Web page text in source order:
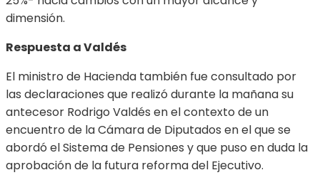
dimensión.
Respuesta a Valdés
El ministro de Hacienda también fue consultado por
las declaraciones que realizó durante la mañana su
antecesor Rodrigo Valdés en el contexto de un
encuentro de la Cámara de Diputados en el que se
abordó el Sistema de Pensiones y que puso en duda la
aprobación de la futura reforma del Ejecutivo.